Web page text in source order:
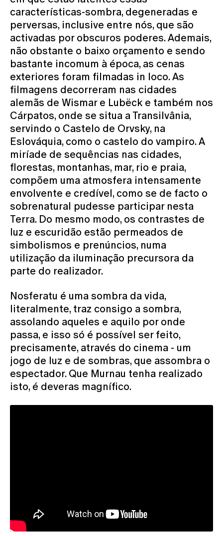
características-sombra, degeneradas e
perversas, inclusive entre nós, que são
activadas por obscuros poderes. Ademais,
não obstante o baixo orçamento e sendo
bastante incomum à época, as cenas
exteriores foram filmadas in loco. As
filmagens decorreram nas cidades
alemãs de Wismar e Lubëck e também nos
Cárpatos, onde se situa a Transilvânia,
servindo o Castelo de Orvsky, na
Eslováquia, como o castelo do vampiro. A
miríade de sequências nas cidades,
florestas, montanhas, mar, rio e praia,
compõem uma atmosfera intensamente
envolvente e credível, como se de facto o
sobrenatural pudesse participar nesta
Terra. Do mesmo modo, os contrastes de
luz e escuridão estão permeados de
simbolismos e prenúncios, numa
utilização da iluminação precursora da
parte do realizador.
Nosferatu é uma sombra da vida,
literalmente, traz consigo a sombra,
assolando aqueles e aquilo por onde
passa, e isso só é possível ser feito,
precisamente, através do cinema - um
jogo de luz e de sombras, que assombra o
espectador. Que Murnau tenha realizado
isto, é deveras magnífico.